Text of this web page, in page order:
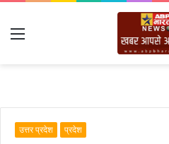
Menu
उत्तर प्रदेश प्रदेश